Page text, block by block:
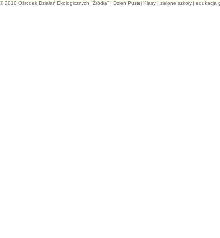
© 2010 Ośrodek Działań Ekologicznych "Źródła" | Dzień Pustej Klasy | zielone szkoły | edukacja